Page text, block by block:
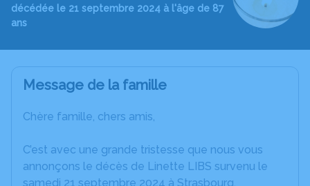
décédée le 21 septembre 2024 à l'âge de 87
ans
Message de la famille
Chère famille, chers amis,
C’est avec une grande tristesse que nous vous
annonçons le décès de Linette LIBS survenu le
samedi 21 septembre 2024 à Strasbourg.